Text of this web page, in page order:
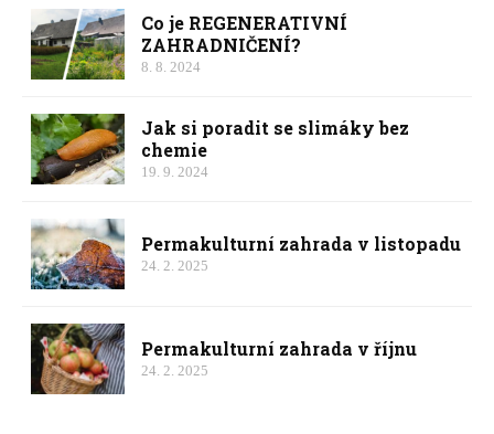
Co je REGENERATIVNÍ
ZAHRADNIČENÍ?
8. 8. 2024
Jak si poradit se slimáky bez
chemie
19. 9. 2024
Permakulturní zahrada v listopadu
24. 2. 2025
Permakulturní zahrada v říjnu
24. 2. 2025